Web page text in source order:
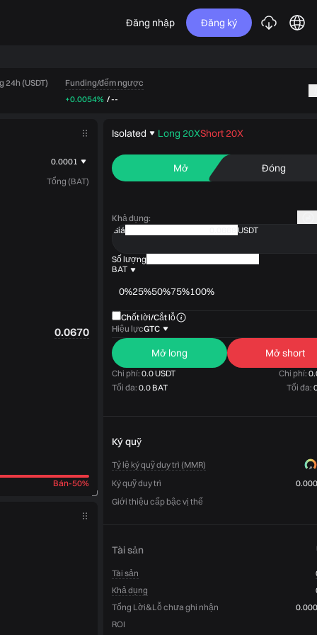
Đăng nhập Đăng ký
24h (USDT)
Funding/đếm ngược
+0.0054% /--
Isolated Long 20XShort 20X
Mở
Đóng
Khả dụng:
Giá
USDT
Số lượng
BAT
0%25%50%75%100%
Chốt lời/Cắt lỗ
Hiệu lựcGTC
Mở long Mở short
Chi phí: 0.0 USDT Chi phí:
Tối đa: 0.0 BAT Tối đa:
Ký quỹ
Tỷ lệ ký quỹ duy trì (MMR)
Ký quỹ duy trì
Giới thiệu cấp bậc vị thế
Tài sản
Tài sản
Khả dụng
Tổng Lời&Lỗ chưa ghi nhận
ROI
0.0001
Tổng (BAT)
0.0670
Bán-50%